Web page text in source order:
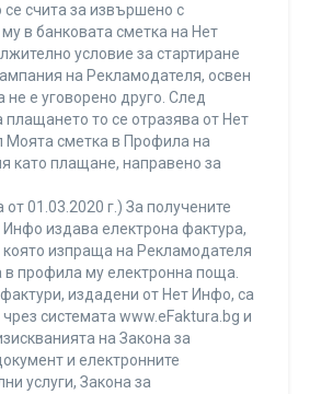
счита за извършено с
в банковата сметка на Нет
условие за стартиране
на Рекламодателя, освен
не е уговорено друго. След
плащането то се отразява от Нет
Моята сметка в Профила на
като плащане, направено за
от 01.03.2020 г.) За получените
издава електрона фактура,
изпраща на Рекламодателя
в профила му електронна поща.
издадени от Нет Инфо, са
системата www.eFaktura.bg и
на Закона за
и електронните
услуги, Закона за